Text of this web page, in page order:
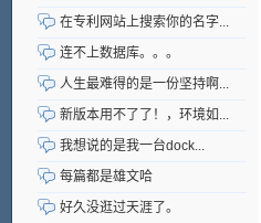
在专利网站上搜索你的名字...
连不上数据库。。。
人生最难得的是一份坚持啊...
新版本用不了了！，环境如...
我想说的是我一台dock...
每篇都是雄文哈
好久没逛过天涯了。